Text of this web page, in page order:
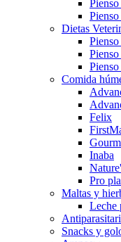
Dietas
Comida
Felix
Inaba
Pro
Maltas y
Leche
Snacks y